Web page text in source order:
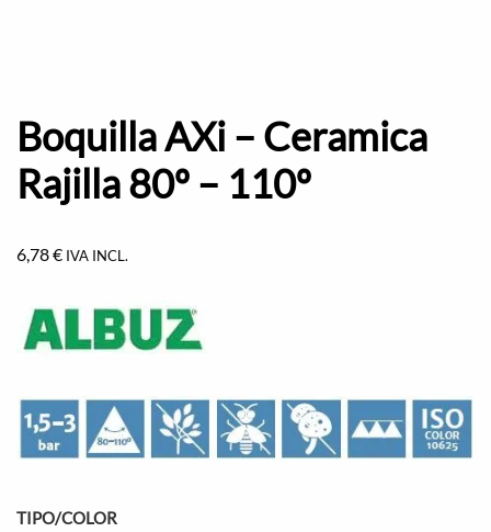
Boquilla AXi – Ceramica
Rajilla 80º – 110º
6,78€ IVA INCL.
TIPO/COLOR